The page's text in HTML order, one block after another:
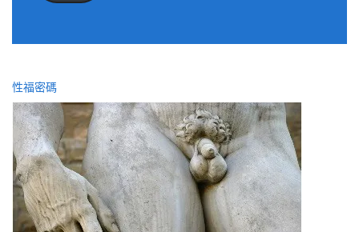
性福密碼